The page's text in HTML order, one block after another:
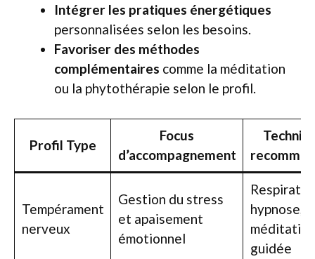
Intégrer les pratiques énergétiques
personnalisées selon les besoins.
Favoriser des méthodes
complémentaires comme la méditation
ou la phytothérapie selon le profil.
Profil Type
Focus
d’accompagnement
Tempérament
nerveux
Gestion du stress
et apaisement
émotionnel
hypnose,
méditation
guidée